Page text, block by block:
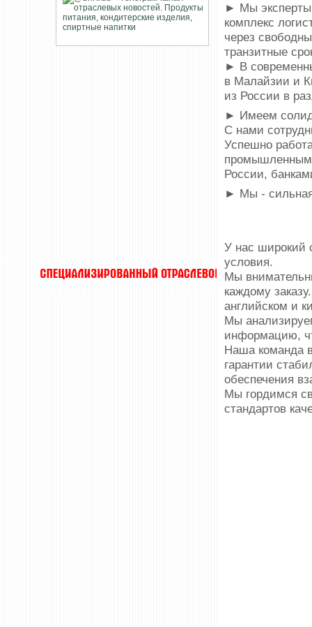
► Мы эксперты
комплекс
через
транзитные
► В
в Малайзии и
из России в
► Имеем
С нами
Успешно
России,
► Мы -
У нас широкий
условия.
Мы
каждому
английском и
Мы
информацию,
Наша команда
гарантии
обеспечения
Мы гордимся
стандартов